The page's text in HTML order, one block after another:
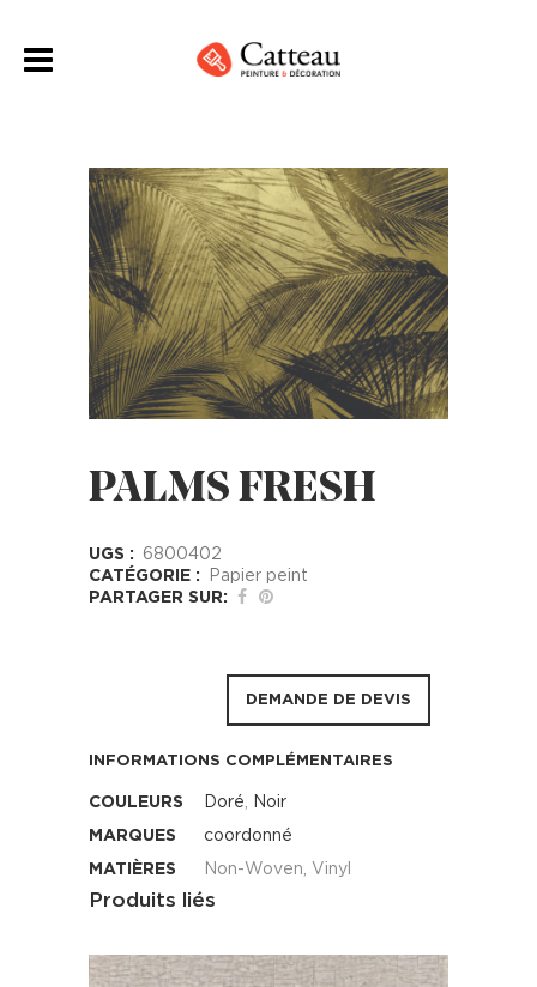
PALMS FRESH
UGS :
6800402
CATÉGORIE :
Papier peint
PARTAGER SUR:
DEMANDE DE DEVIS
INFORMATIONS COMPLÉMENTAIRES
COULEURS Doré, Noir
MARQUES
coordonné
MATIÈRES
Non-Woven, Vinyl
Produits liés